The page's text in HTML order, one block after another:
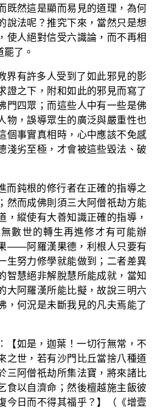
既然這是顯而易見的道理，為何
說法呢？推究下來，當然只是想
使人絕對信受六識論，而不再相
了。
界有許多人受到了如此邪見的影
證之下，附和如此的邪見而寫了
門四眾；而這些人中有一些是佛
物，誤導眾生的廣泛與嚴重性也
個事實真相時，心中應該不免感
淺劣至極，才會被這些毀法、破
而鈍根的修行者在正確的指導之
然而成佛則須三大阿僧祇劫方能
，縱使有大善知識正確的指導，
數世的轉生再進修才有可能辦
——阿羅漢果德，利根人只要有
生努力修學就能做到；二者差異
智慧絕非解脫慧所能成就，當知
大阿羅漢所能比擬，故說三明六
，何況是未斷我見的凡夫焉能了
【如是，迦葉！一切行無常，不
之世，若有沙門比丘當捨八種道
三阿僧祇劫所集法寶，將來諸比
食以自濟命；然後檀越施主飯彼
今日而不得其福乎？】（《增壹